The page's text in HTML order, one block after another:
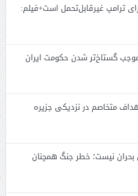
ترامپ غیرقابل‌تحمل است+فیلم:
گستاخ‌تر شدن حکومت ایران
متخاصم در نزدیکی جزیره
بحران نیست؛ خطر جنگ همچنان